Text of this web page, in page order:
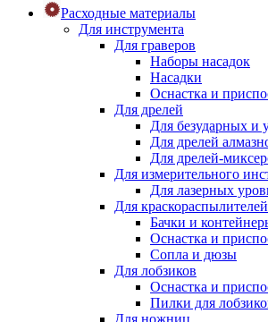
Расходные материалы
Для инструмента
Для граверов
Наборы насадок
Насадки
Оснастка и
Для дрелей
Для безударных и
Для дрелей
Для дрелей-
Для измерительного
Для лазерных
Для краскораспылителей
Бачки и
Оснастка и
Сопла и дюзы
Для лобзиков
Оснастка и
Пилки для
Для ножниц